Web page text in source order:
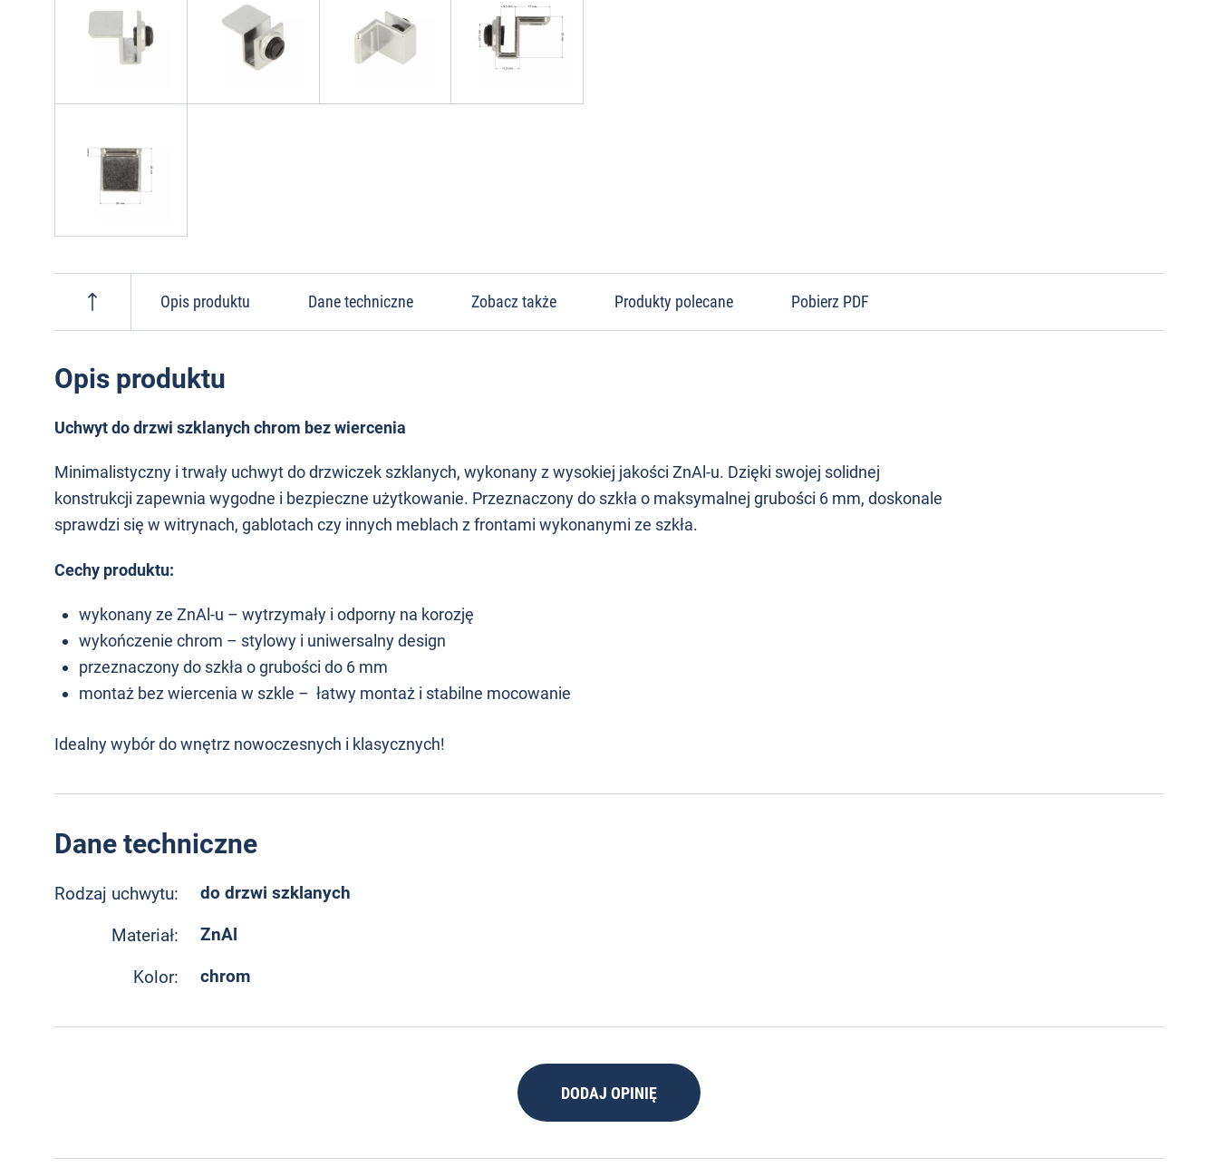
Opis produktu Dane techniczne Zobacz także Produkty polecane Pobierz PDF
Opis produktu
Uchwyt do drzwi szklanych chrom bez wiercenia
Minimalistyczny i trwały uchwyt do drzwiczek szklanych, wykonany z wysokiej jakości ZnAl-u. Dzięki swojej solidnej
konstrukcji zapewnia wygodne i bezpieczne użytkowanie. Przeznaczony do szkła o maksymalnej grubości 6 mm, doskonale
sprawdzi się w witrynach, gablotach czy innych meblach z frontami wykonanymi ze szkła.
Cechy produktu:
wykonany ze ZnAl-u – wytrzymały i odporny na korozję
wykończenie chrom – stylowy i uniwersalny design
przeznaczony do szkła o grubości do 6 mm
montaż bez wiercenia w szkle – łatwy montaż i stabilne mocowanie
Idealny wybór do wnętrz nowoczesnych i klasycznych!
Dane techniczne
Rodzaj uchwytu: do drzwi szklanych
Materiał: ZnAl
Kolor: chrom
DODAJ OPINIĘ